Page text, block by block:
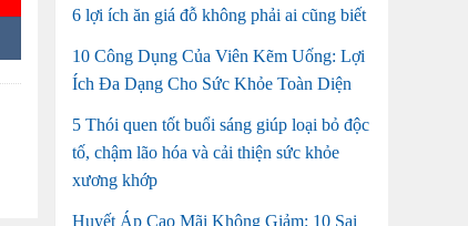
6 lợi ích ăn giá đỗ không phải ai cũng biết
10 Công Dụng Của Viên Kẽm Uống: Lợi
Ích Đa Dạng Cho Sức Khỏe Toàn Diện
5 Thói quen tốt buổi sáng giúp loại bỏ độc
tố, chậm lão hóa và cải thiện sức khỏe
xương khớp
Huyết Áp Cao Mãi Không Giảm: 10 Sai